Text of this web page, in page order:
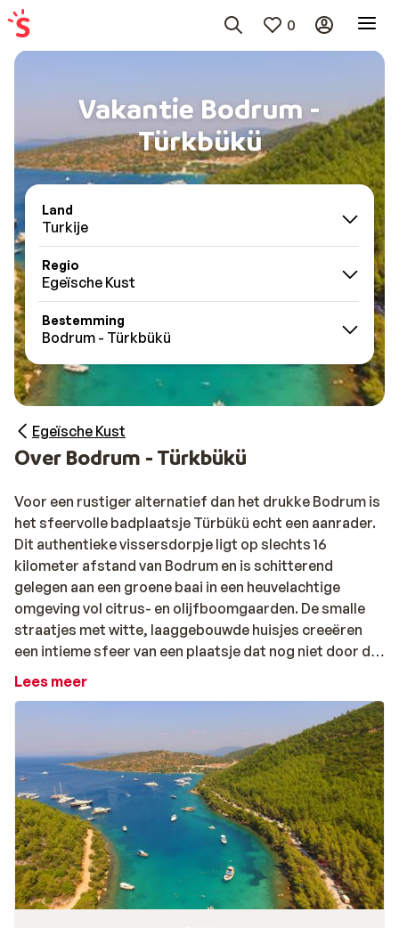
0
Vakantie Bodrum -
Türkbükü
Land
Turkije
Regio
Egeïsche Kust
Bestemming
Bodrum - Türkbükü
Egeïsche Kust
Over Bodrum - Türkbükü
Voor een rustiger alternatief dan het drukke Bodrum is
het sfeervolle badplaatsje Türbükü echt een aanrader.
Dit authentieke vissersdorpje ligt op slechts 16
kilometer afstand van Bodrum en is schitterend
gelegen aan een groene baai in een heuvelachtige
omgeving vol citrus- en olijfboomgaarden. De smalle
straatjes met witte, laaggebouwde huisjes creeëren
een intieme sfeer van een plaatsje dat nog niet door de
massatoerist ontdekt is.
voornamelijk in het centrum zijn, dat zich rond de
sfeervolle baai bevindt. Aan de promenade langs het
strand vind je diverse leuke restaurantjes waar je de
heerlijke Turkse hapjes en gerechten kunt krijgen. De
terrassen van deze restaurants zijn veelal op houten
steigers boven zee gevestigd, heerlijk dus om 's
avonds van een zonsondergang of een verfrissend
zeebriesje te genieten.
Lees meer